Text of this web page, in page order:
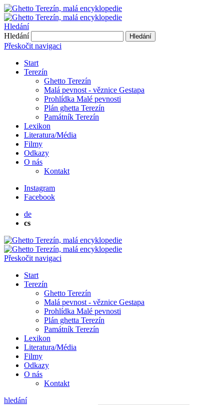
Hledání
Hledání
Hledání
Přeskočit navigaci
Start
Terezín
Ghetto Terezín
Malá pevnost - věznice Gestapa
Prohlídka Malé pevnosti
Plán ghetta Terezín
Památník Terezín
Lexikon
Literatura/Média
Filmy
Odkazy
O nás
Kontakt
Instagram
Facebook
de
cs
Přeskočit navigaci
Start
Terezín
Ghetto Terezín
Malá pevnost - věznice Gestapa
Prohlídka Malé pevnosti
Plán ghetta Terezín
Památník Terezín
Lexikon
Literatura/Média
Filmy
Odkazy
O nás
Kontakt
hledání